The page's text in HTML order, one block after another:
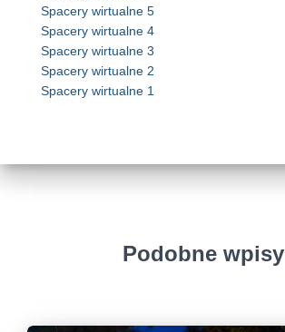
Spacery wirtualne 5
Spacery wirtualne 4
Spacery wirtualne 3
Spacery wirtualne 2
Spacery wirtualne 1
Podobne wpisy